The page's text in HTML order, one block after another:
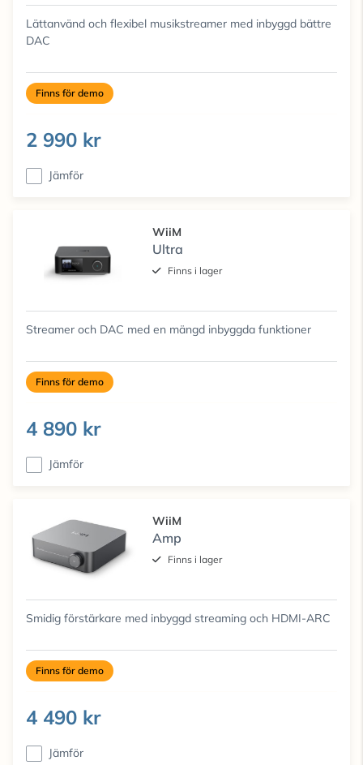
Lättanvänd och flexibel musikstreamer med inbyggd bättre
DAC
Finns för demo
2 990 kr
Jämför
WiiM
Ultra
Finns i lager
Streamer och DAC med en mängd inbyggda funktioner
Finns för demo
4 890 kr
Jämför
WiiM
Amp
Finns i lager
Smidig förstärkare med inbyggd streaming och HDMI-ARC
Finns för demo
4 490 kr
Jämför